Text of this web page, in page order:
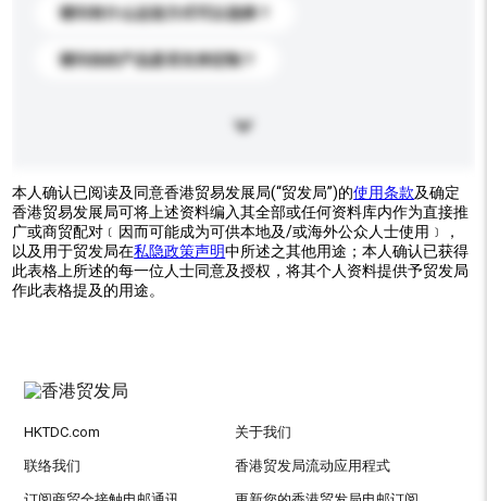
请问有什么运送方式可以选择？
请问你的产品是否支持定制？
本人确认已阅读及同意香港贸易发展局(“贸发局”)的使用条款及确定
香港贸易发展局可将上述资料编入其全部或任何资料库内作为直接推
广或商贸配对﹝因而可能成为可供本地及/或海外公众人士使用﹞，
以及用于贸发局在私隐政策声明中所述之其他用途；本人确认已获得
此表格上所述的每一位人士同意及授权，将其个人资料提供予贸发局
作此表格提及的用途。
HKTDC.com 关于我们
联络我们 香港贸发局流动应用程式